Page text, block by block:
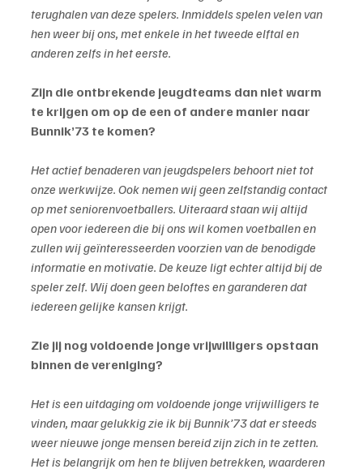
terughalen van deze spelers. Inmiddels spelen velen van
hen weer bij ons, met enkele in het tweede elftal en
anderen zelfs in het eerste.
Zijn die ontbrekende jeugdteams dan niet warm
te krijgen om op de een of andere manier naar
Bunnik’73 te komen?
Het actief benaderen van jeugdspelers behoort niet tot
onze werkwijze. Ook nemen wij geen zelfstandig contact
op met seniorenvoetballers. Uiteraard staan wij altijd
open voor iedereen die bij ons wil komen voetballen en
zullen wij geïnteresseerden voorzien van de benodigde
informatie en motivatie. De keuze ligt echter altijd bij de
speler zelf. Wij doen geen beloftes en garanderen dat
iedereen gelijke kansen krijgt.
Zie jij nog voldoende jonge vrijwilligers opstaan
binnen de vereniging?
Het is een uitdaging om voldoende jonge vrijwilligers te
vinden, maar gelukkig zie ik bij Bunnik’73 dat er steeds
weer nieuwe jonge mensen bereid zijn zich in te zetten.
Het is belangrijk om hen te blijven betrekken, waarderen